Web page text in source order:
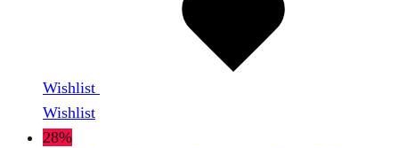
Wishlist
Wishlist
28%